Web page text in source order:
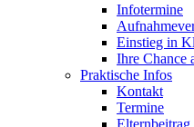
Infotermine
Einstieg in
Ihre Chance
Praktische Infos
Kontakt
Termine
Elternbeitrag